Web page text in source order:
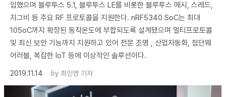
입했으며 블루투스 5.1, 블루투스 LE를 비롯한 블루투스 메시, 스레드,
지그비 등 주요 RF 프로토콜을 지원한다. nRF5340 SoC는 최대
105oC까지 확장된 동작온도에 부합되도록 설계됐으며 멀티프로토콜
및 최신 보안 기능까지 지원하고 있어 전문 조명 , 산업자동화, 첨단웨
어러블, 복잡한 IoT 등에 이상적인 솔루션이다.
2019.11.14
by 최인영 기자